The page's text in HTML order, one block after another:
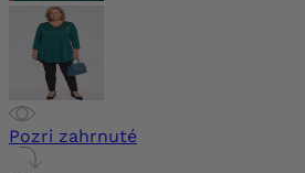
Pozri zahrnuté